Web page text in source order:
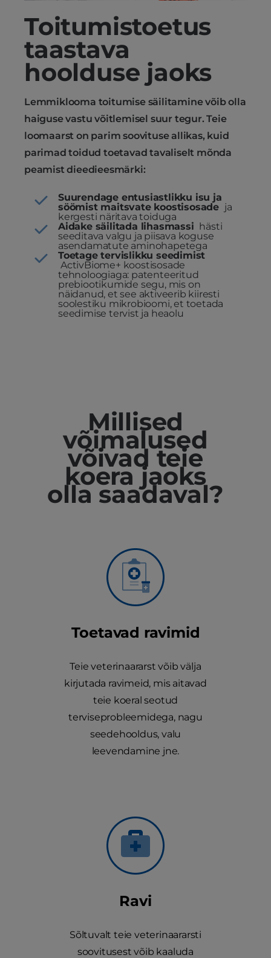
Toitumistoetus
taastava
hoolduse jaoks
Lemmiklooma toitumise säilitamine võib olla
haiguse vastu võitlemisel suur tegur. Teie
loomaarst on parim soovituse allikas, kuid
parimad toidud toetavad tavaliselt mõnda
peamist dieedieesmärki:
Suurendage entusiastlikku isu ja
söömist maitsvate koostisosade ja
kergesti näritava toiduga
Aidake säilitada lihasmassi hästi
seeditava valgu ja piisava koguse
asendamatute aminohapetega
Toetage tervislikku seedimist
ActivBiome+ koostisosade
tehnoloogiaga: patenteeritud
prebiootikumide segu, mis on
näidanud, et see aktiveerib kiiresti
soolestiku mikrobioomi, et toetada
seedimise tervist ja heaolu
Millised
võimalused
võivad teie
koera jaoks
olla saadaval?
Toetavad ravimid
Teie veterinaararst võib välja
kirjutada ravimeid, mis aitavad
teie koeral seotud
terviseprobleemidega, nagu
seedehooldus, valu
leevendamine jne.
Ravi
Sõltuvalt teie veterinaararsti
soovitusest võib kaaluda